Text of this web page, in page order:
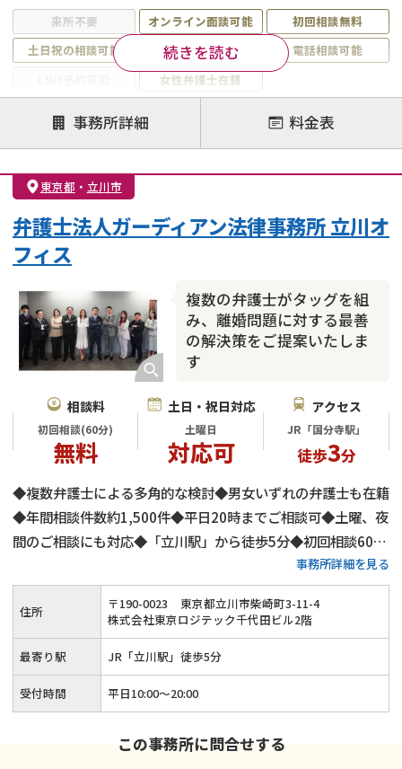
来所不要 オンライン面談可能
初回相談無料
土日祝の相談可能
19時以降電話可能
電話相談可能
女性弁護士在籍
注力案件
離婚前相談
離婚調停
離婚裁判
親権・面会交流権
DV
モラハラ
不貞・不倫慰謝料請求
財産分与
内縁の夫婦 熟年離婚
続きを読む
事務所詳細 料金表
東京都 ・ 立川市
複数の弁護士がタッグを組
み、離婚問題に対する最善
の解決策をご提案いたしま
す
弁護士法人ガーディアン法律事務所 立川オ
フィス
相談料
初回相談(60分)
無料
土日・祝日対応
土曜日
対応可
アクセス
JR「国分寺駅」
徒歩3分
◆複数弁護士による多角的な検討◆男女いずれの弁護士も在籍
◆年間相談件数約1,500件◆平日20時までご相談可◆土曜、夜
間のご相談にも対応◆「立川駅」から徒歩5分◆初回相談60分
無料◆弁護士費用は分割払いも可◆養育費・財産分与・慰謝料
請求も安心◆代理交渉にもご対応
事務所詳細を見る
住所 〒190-0023
東京都立川市柴崎町3-11-4
株式会社東京ロジテック千代田ビル2階
最寄り駅 JR「立川駅」徒歩5分
受付時間 平日10:00～20:00
この事務所に問合せする